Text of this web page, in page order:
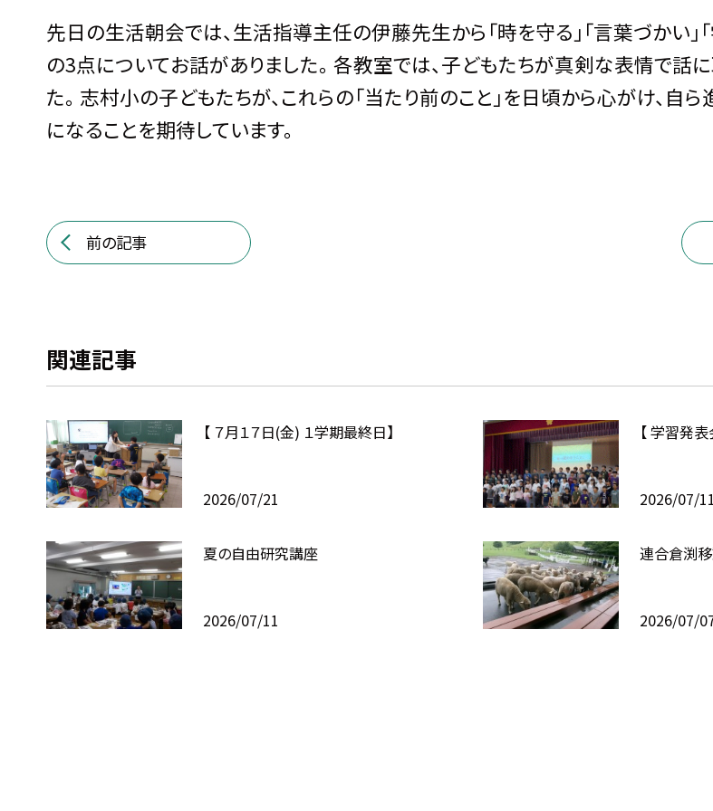
先日の生活朝会では、生活指導主任の伊藤先生から「時を守る」「言葉づかい」
の3点についてお話がありました。 各教室では、子どもたちが真剣な表情で話
た。 志村小の子どもたちが、これらの「当たり前のこと」を日頃から心がけ、自
になることを期待しています。
前の記事
関連記事
【 ７月１７日(金) １学期最終日】
2026/07/21
【 学習発表
2026/07/11
夏の自由研究講座
2026/07/11
連合倉渕
2026/07/